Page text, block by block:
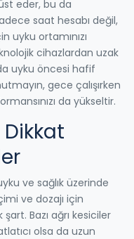
eder, bu da
sadece saat hesabı değil,
uyku ortamınızı
cihazlardan uzak
uyku öncesi hafif
gece çalışırken
da yükseltir.
Dikkat
ve sağlık üzerinde
ve dozajı için
Bazı ağrı kesiciler
olsa da uzun